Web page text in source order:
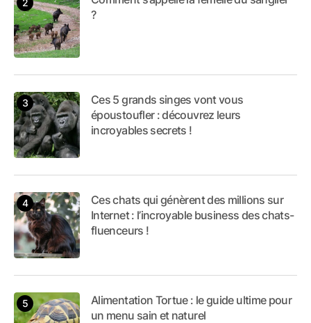
?
Ces 5 grands singes vont vous
époustoufler : découvrez leurs
incroyables secrets !
Ces chats qui génèrent des millions sur
Internet : l’incroyable business des chats-
fluenceurs !
Alimentation Tortue : le guide ultime pour
un menu sain et naturel